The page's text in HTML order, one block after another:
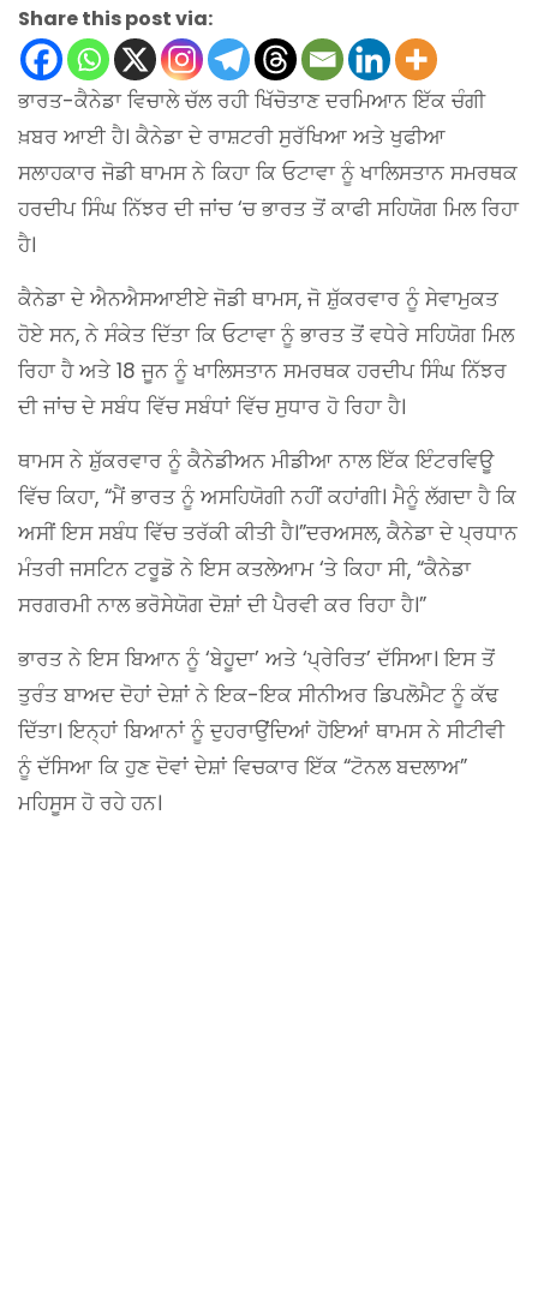
Share this post via:
ਭਾਰਤ-ਕੈਨੇਡਾ ਵਿਚਾਲੇ ਚੱਲ ਰਹੀ ਖਿੱਚੋਤਾਣ ਦਰਮਿਆਨ ਇੱਕ ਚੰਗੀ
ਖ਼ਬਰ ਆਈ ਹੈ। ਕੈਨੇਡਾ ਦੇ ਰਾਸ਼ਟਰੀ ਸੁਰੱਖਿਆ ਅਤੇ ਖੁਫੀਆ
ਸਲਾਹਕਾਰ ਜੋਡੀ ਥਾਮਸ ਨੇ ਕਿਹਾ ਕਿ ਓਟਾਵਾ ਨੂੰ ਖਾਲਿਸਤਾਨ ਸਮਰਥਕ
ਹਰਦੀਪ ਸਿੰਘ ਨਿੱਝਰ ਦੀ ਜਾਂਚ ‘ਚ ਭਾਰਤ ਤੋਂ ਕਾਫੀ ਸਹਿਯੋਗ ਮਿਲ ਰਿਹਾ
ਹੈ।
ਕੈਨੇਡਾ ਦੇ ਐਨਐਸਆਈਏ ਜੋਡੀ ਥਾਮਸ, ਜੋ ਸ਼ੁੱਕਰਵਾਰ ਨੂੰ ਸੇਵਾਮੁਕਤ
ਹੋਏ ਸਨ, ਨੇ ਸੰਕੇਤ ਦਿੱਤਾ ਕਿ ਓਟਾਵਾ ਨੂੰ ਭਾਰਤ ਤੋਂ ਵਧੇਰੇ ਸਹਿਯੋਗ ਮਿਲ
ਰਿਹਾ ਹੈ ਅਤੇ 18 ਜੂਨ ਨੂੰ ਖਾਲਿਸਤਾਨ ਸਮਰਥਕ ਹਰਦੀਪ ਸਿੰਘ ਨਿੱਝਰ
ਦੀ ਜਾਂਚ ਦੇ ਸਬੰਧ ਵਿੱਚ ਸਬੰਧਾਂ ਵਿੱਚ ਸੁਧਾਰ ਹੋ ਰਿਹਾ ਹੈ।
ਥਾਮਸ ਨੇ ਸ਼ੁੱਕਰਵਾਰ ਨੂੰ ਕੈਨੇਡੀਅਨ ਮੀਡੀਆ ਨਾਲ ਇੱਕ ਇੰਟਰਵਿਊ
ਵਿੱਚ ਕਿਹਾ, “ਮੈਂ ਭਾਰਤ ਨੂੰ ਅਸਹਿਯੋਗੀ ਨਹੀਂ ਕਹਾਂਗੀ। ਮੈਨੂੰ ਲੱਗਦਾ ਹੈ ਕਿ
ਅਸੀਂ ਇਸ ਸਬੰਧ ਵਿੱਚ ਤਰੱਕੀ ਕੀਤੀ ਹੈ।”ਦਰਅਸਲ, ਕੈਨੇਡਾ ਦੇ ਪ੍ਰਧਾਨ
ਮੰਤਰੀ ਜਸਟਿਨ ਟਰੂਡੋ ਨੇ ਇਸ ਕਤਲੇਆਮ ‘ਤੇ ਕਿਹਾ ਸੀ, “ਕੈਨੇਡਾ
ਸਰਗਰਮੀ ਨਾਲ ਭਰੋਸੇਯੋਗ ਦੋਸ਼ਾਂ ਦੀ ਪੈਰਵੀ ਕਰ ਰਿਹਾ ਹੈ।”
ਭਾਰਤ ਨੇ ਇਸ ਬਿਆਨ ਨੂੰ ‘ਬੇਹੂਦਾ’ ਅਤੇ ‘ਪ੍ਰੇਰਿਤ’ ਦੱਸਿਆ। ਇਸ ਤੋਂ
ਤੁਰੰਤ ਬਾਅਦ ਦੋਹਾਂ ਦੇਸ਼ਾਂ ਨੇ ਇਕ-ਇਕ ਸੀਨੀਅਰ ਡਿਪਲੋਮੈਟ ਨੂੰ ਕੱਢ
ਦਿੱਤਾ। ਇਨ੍ਹਾਂ ਬਿਆਨਾਂ ਨੂੰ ਦੁਹਰਾਉਂਦਿਆਂ ਹੋਇਆਂ ਥਾਮਸ ਨੇ ਸੀਟੀਵੀ
ਨੂੰ ਦੱਸਿਆ ਕਿ ਹੁਣ ਦੋਵਾਂ ਦੇਸ਼ਾਂ ਵਿਚਕਾਰ ਇੱਕ “ਟੋਨਲ ਬਦਲਾਅ”
ਮਹਿਸੂਸ ਹੋ ਰਹੇ ਹਨ।